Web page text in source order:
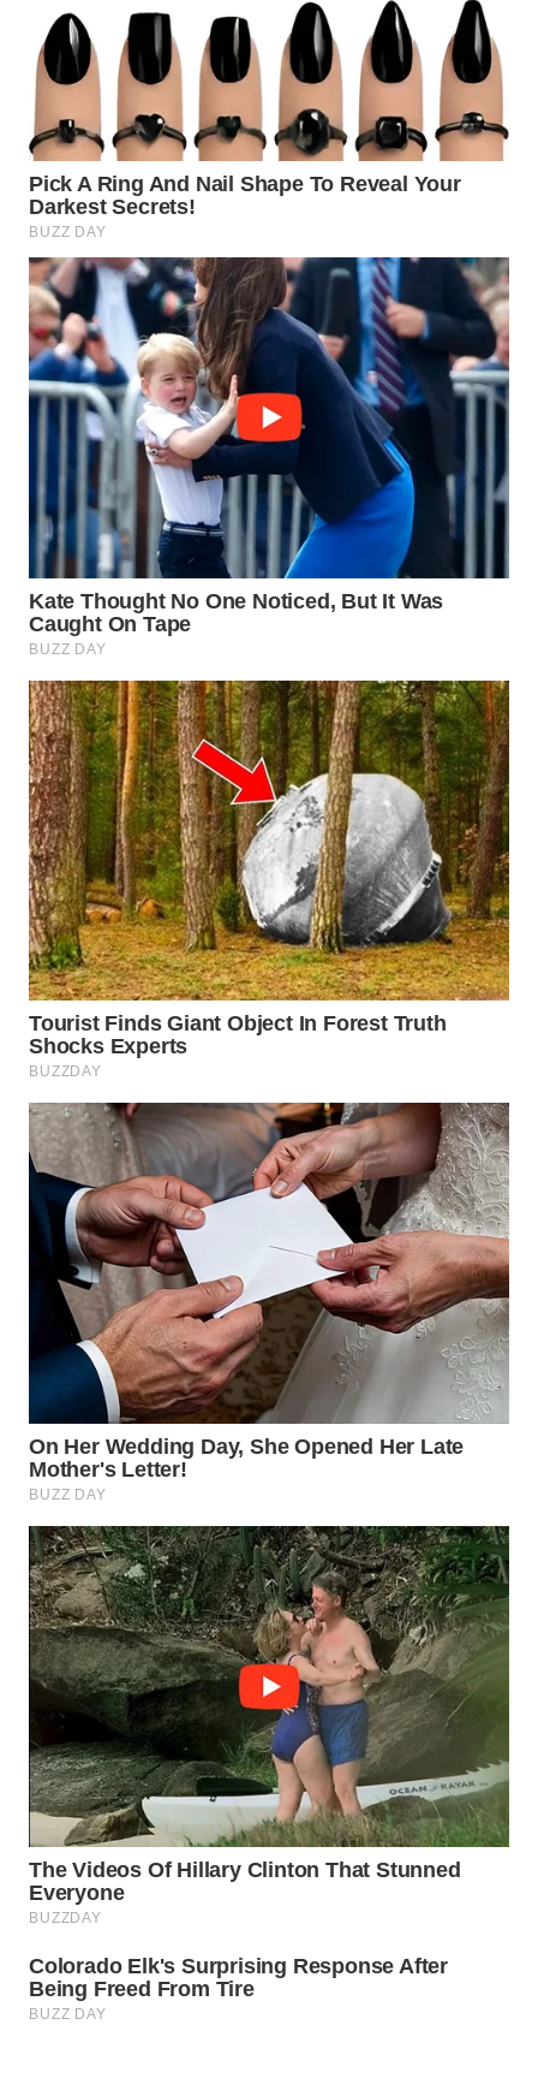
WN
INDRAMAYU
WN
KUNINGAN
WN
MAJALENGKA
WN
SUBANG
WN
SUKABUMI
WN
PURWAKARTA
WN
PRIANGAN
TIMUR
WN
SEMARANG
WN
SOLO
WN
BOROBUDUR
WN
MADURA
WN
SURABAYA
WN
NATUNA
WN
BINTAN
WN
MANDALIKA
LIKUPANG
WN
WN
BORNEO
Wahana
Media
WAHANA
NEWS
WAHANA
TANI
ADVOKAT